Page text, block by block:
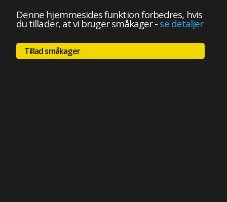
Denne hjemmesides funktion forbedres, hvis
du tillader, at vi bruger småkager- se detaljer
Tillad småkager